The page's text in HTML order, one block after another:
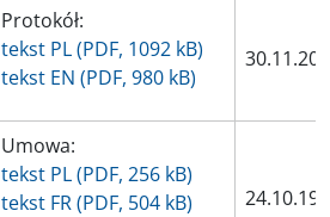
Protokół:
tekst PL (PDF, 1092 kB)
tekst EN (PDF, 980 kB)
Umowa:
tekst PL (PDF, 256 kB)
tekst FR (PDF, 504 kB)